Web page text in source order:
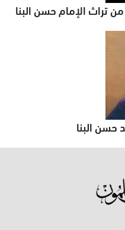
تراث الإمام حسن البنا
حسن البنا